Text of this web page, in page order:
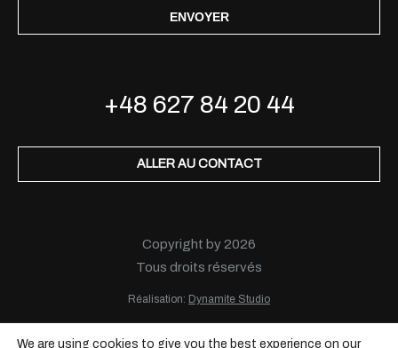
ENVOYER
+48 627 84 20 44
ALLER AU CONTACT
Copyright by 2026
Tous droits réservés
Réalisation: Dynamite Studio
We are using cookies to give you the best experience on our